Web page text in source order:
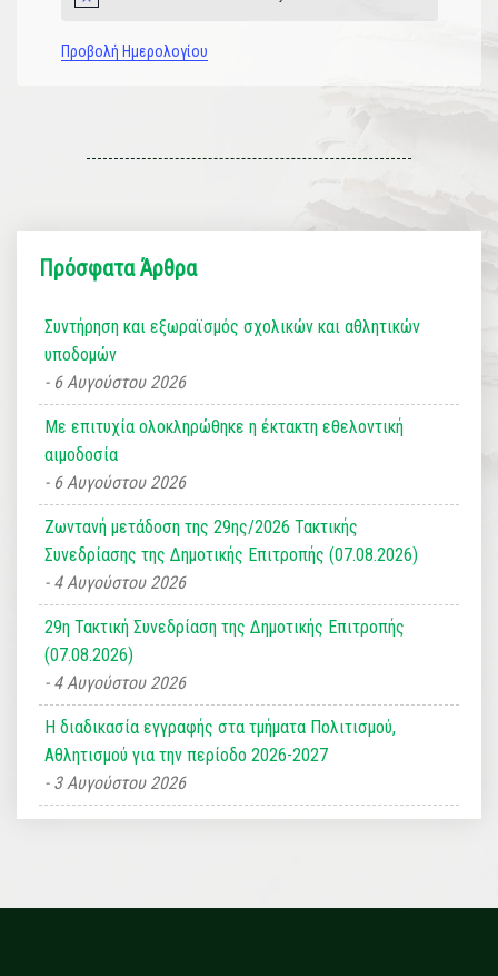
Προβολή Ημερολογίου
Πρόσφατα Άρθρα
Συντήρηση και εξωραϊσμός σχολικών και αθλητικών
υποδομών
6 Αυγούστου 2026
Με επιτυχία ολοκληρώθηκε η έκτακτη εθελοντική
αιμοδοσία
6 Αυγούστου 2026
Ζωντανή μετάδοση της 29ης/2026 Τακτικής
Συνεδρίασης της Δημοτικής Επιτροπής (07.08.2026)
4 Αυγούστου 2026
29η Τακτική Συνεδρίαση της Δημοτικής Επιτροπής
(07.08.2026)
4 Αυγούστου 2026
Η διαδικασία εγγραφής στα τμήματα Πολιτισμού,
Αθλητισμού για την περίοδο 2026-2027
3 Αυγούστου 2026